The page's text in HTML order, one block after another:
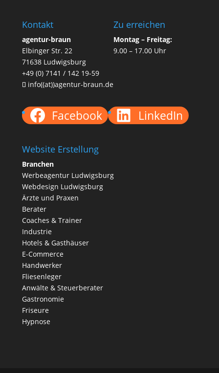
Kontakt
agentur-braun
Elbinger Str. 22
71638 Ludwigsburg
+49 (0) 7141 / 142 19-59
info((at))agentur-braun.de
Zu erreichen
Montag – Freitag:
9.00 – 17.00 Uhr
Facebook LinkedIn
Website Erstellung
Branchen
Werbeagentur Ludwigsburg
Webdesign Ludwigsburg
Ärzte und Praxen
Berater
Coaches & Trainer
Industrie
Hotels & Gasthäuser
E-Commerce
Handwerker
Fliesenleger
Anwälte & Steuerberater
Gastronomie
Friseure
Hypnose